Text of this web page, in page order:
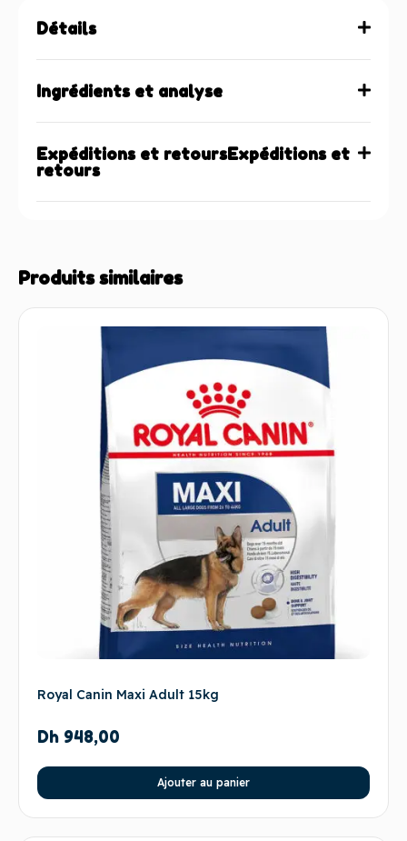
Détails
Ingrédients et analyse
Expéditions et retoursExpéditions et
retours
Produits similaires
Royal Canin Maxi Adult 15kg
Dh 948,00
Ajouter au panier